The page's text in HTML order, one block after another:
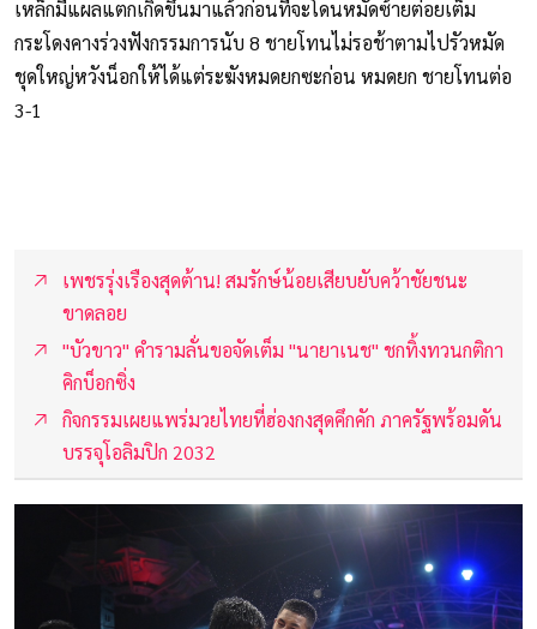
เหล็กมีแผลแตกเกิดขึ้นมาแล้วก่อนที่จะโดนหมัดซ้ายต่อยเต็ม
กระโดงคางร่วงฟังกรรมการนับ 8 ชายโทนไม่รอช้าตามไปรัวหมัด
ชุดใหญ่หวังน็อกให้ได้แต่ระฆังหมดยกซะก่อน หมดยก ชายโทนต่อ
3-1
เพชรรุ่งเรืองสุดต้าน! สมรักษ์น้อยเสียบยับคว้าชัยชนะ
ขาดลอย
"บัวขาว" คำรามลั่นขอจัดเต็ม "นายาเนช" ชกทิ้งทวนกติกา
คิกบ็อกซิ่ง
กิจกรรมเผยแพร่มวยไทยที่ฮ่องกงสุดคึกคัก ภาครัฐพร้อมดัน
บรรจุโอลิมปิก 2032